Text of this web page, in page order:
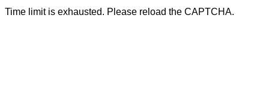
Time limit is exhausted. Please reload the CAPTCHA.